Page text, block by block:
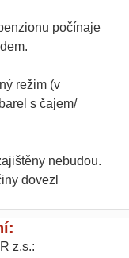
počínaje
režim (v
s čajem/
nebudou.
dovezl
z.s.: